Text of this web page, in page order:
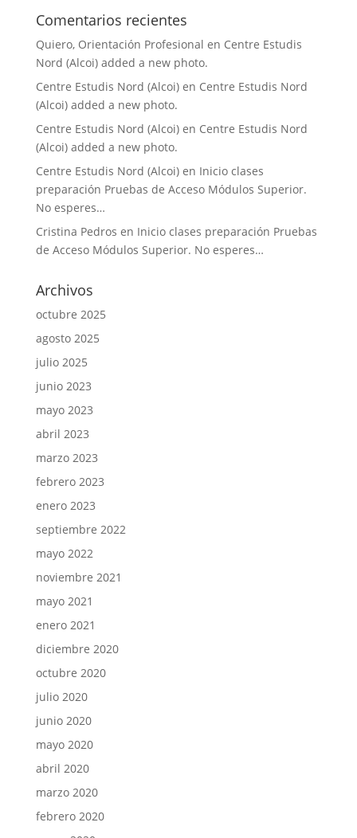
Comentarios recientes
Quiero, Orientación Profesional en Centre Estudis
Nord (Alcoi) added a new photo.
Centre Estudis Nord (Alcoi)en Centre Estudis Nord
(Alcoi) added a new photo.
Centre Estudis Nord (Alcoi)en Centre Estudis Nord
(Alcoi) added a new photo.
Centre Estudis Nord (Alcoi)en Inicio clases
preparación Pruebas de Acceso Módulos Superior.
No esperes…
Cristina Pedros en Inicio clases preparación Pruebas
de Acceso Módulos Superior. No esperes…
Archivos
octubre 2025
agosto 2025
julio 2025
junio 2023
mayo 2023
abril 2023
marzo 2023
febrero 2023
enero 2023
septiembre 2022
mayo 2022
noviembre 2021
mayo 2021
enero 2021
diciembre 2020
octubre 2020
julio 2020
junio 2020
mayo 2020
abril 2020
marzo 2020
febrero 2020